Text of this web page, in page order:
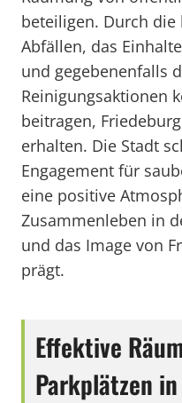
beteiligen. Durch die
Abfällen, das
und gegebenenfalls
Reinigungsaktionen
beitragen,
erhalten. Die Stadt
Engagement für
eine positive
Zusammenleben in
und das Image von
prägt.
Effektive
Parkplätzen